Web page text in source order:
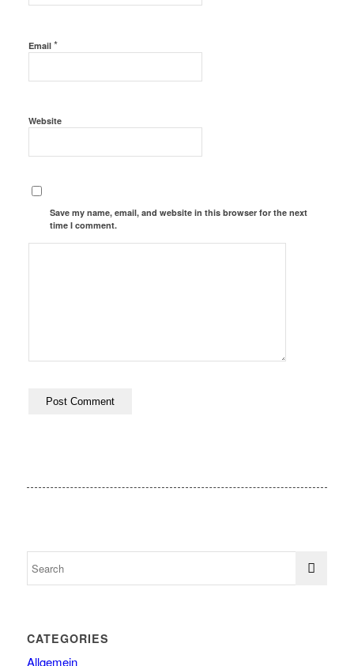
Email *
Website
Save my name, email, and website in this browser for the next
time I comment.
CATEGORIES
Allgemein